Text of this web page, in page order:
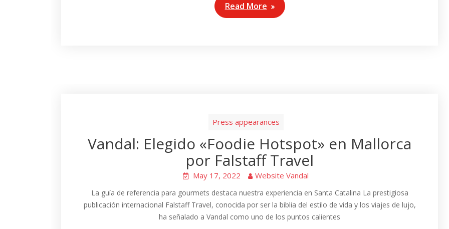
Read More
Press appearances
Vandal: Elegido «Foodie Hotspot» en Mallorca
por Falstaff Travel
May 17, 2022 Website Vandal
La guía de referencia para gourmets destaca nuestra experiencia en Santa Catalina La prestigiosa
publicación internacional Falstaff Travel, conocida por ser la biblia del estilo de vida y los viajes de lujo,
ha señalado a Vandal como uno de los puntos calientes